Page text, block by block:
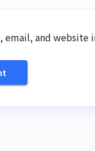
email, and